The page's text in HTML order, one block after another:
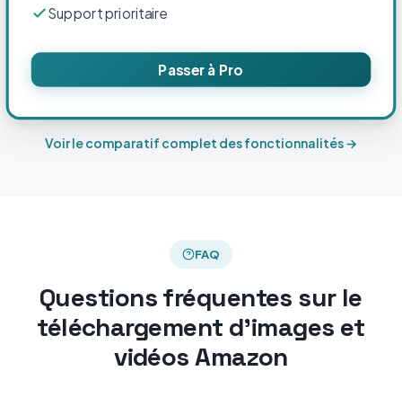
Support prioritaire
Passer à Pro
Voir le comparatif complet des fonctionnalités →
FAQ
Questions fréquentes sur le
téléchargement d'images et
vidéos Amazon